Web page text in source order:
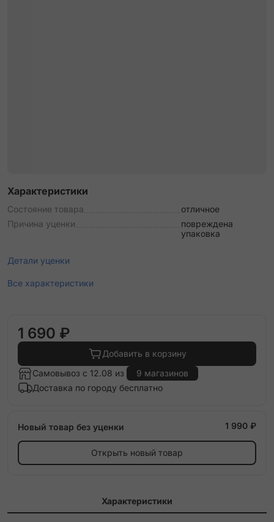
Характеристики
Состояние товара
отличное
Причина уценки
повреждена
упаковка
Детали уценки
Все характеристики
1 690 ₽
Добавить в корзину
Самовывоз с 12.08 из
9 магазинов
Доставка по городу бесплатно
Новый товар без уценки 1 990 ₽
Открыть новый товар
Характеристики